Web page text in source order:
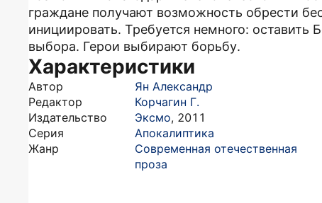
граждане получают возможность обрести
инициировать. Требуется немного: оставить
выбора. Герои выбирают борьбу.
Характеристики
Автор
Ян Александр
Редактор
Корчагин Г.
Издательство
Эксмо, 2011
Серия
Апокалиптика
Жанр
Современная отечественная
проза